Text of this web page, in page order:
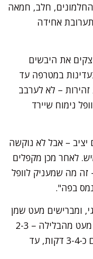
חלב, חמאה
אחידה
את היבשים
במטרפה עד
– לא לערבב
נימוח שיירד
– אבל לא נוקשה
לאחר מכן מקפלים
זה מה שמעניק לוופל
בפה".
ומברישים מעט שמן
לקבלת פריכות ממכרת. יוצקים מעט מהבלילה – 2-3
כפות לכל וופל, סוגרים ומבשלים כ-3-4 דקות, עד